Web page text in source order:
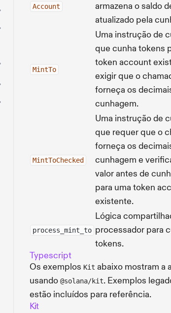
Account
armazena o saldo
atualizado pela
MintTo
Uma instrução de
que cunha tokens
token account
exigir que o
forneça os
cunhagem.
MintToChecked
Uma instrução de
que requer que o
forneça os
cunhagem e
valor antes de
para uma token
existente.
process_mint_to
Lógica
processador para
tokens.
Typescript
Os exemplos Kit abaixo mostram a
usando @solana/kit. Exemplos
estão incluídos para referência.
Kit